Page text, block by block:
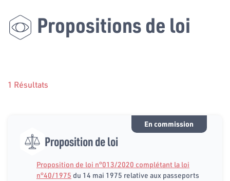
Propositions de loi
1 Résultats
En commission
Proposition de loi
Proposition de loi n°013/2020 complétant la loi
n°40/1975 du 14 mai 1975 relative aux passeports